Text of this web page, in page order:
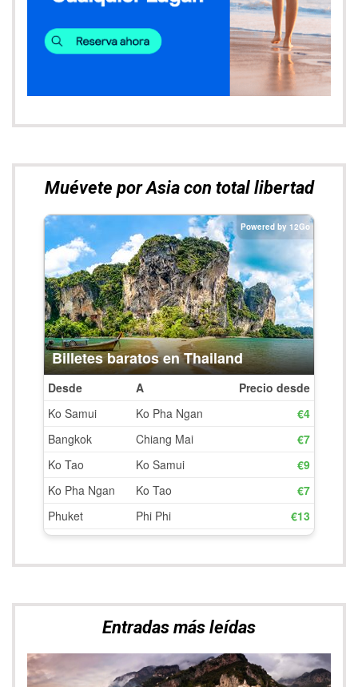
Entradas más leídas
Un día por la Costa Amalfitana
EUROPA, ITALIA
EUROPA, ITALIA
Ruta por Nápoles y la Costa Amalfitana en 7 días
Blogs Amigos